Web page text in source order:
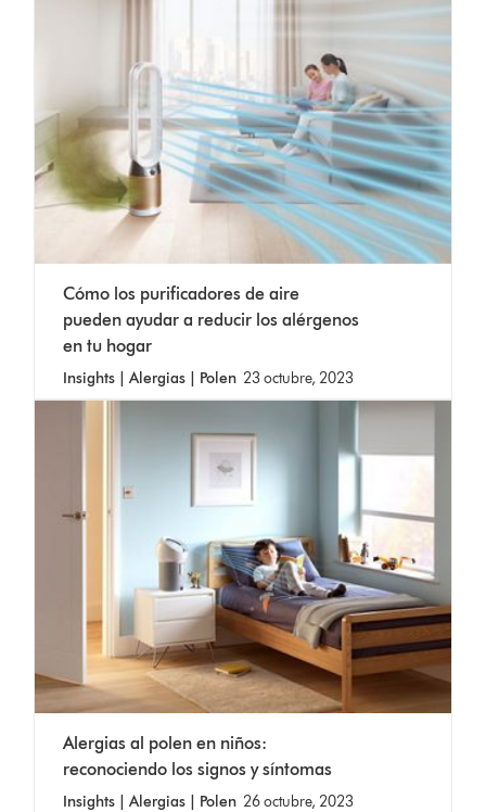
Cómo los purificadores de aire
pueden ayudar a reducir los alérgenos
en tu hogar
Insights | Alergias | Polen 23 octubre, 2023
Alergias al polen en niños:
reconociendo los signos y síntomas
Insights | Alergias | Polen 26 octubre, 2023